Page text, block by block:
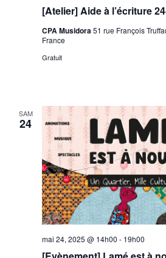
[Atelier] Aide à l’écriture
CPA Musidora51 rue François
France
Gratuit
SAM
24
mai 24, 2025 @ 14h00 - 19h00